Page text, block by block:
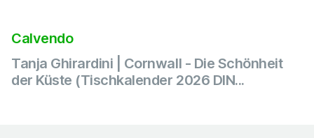
Calvendo
Tanja Ghirardini | Cornwall - Die Schönheit
der Küste (Tischkalender 2026 DIN...